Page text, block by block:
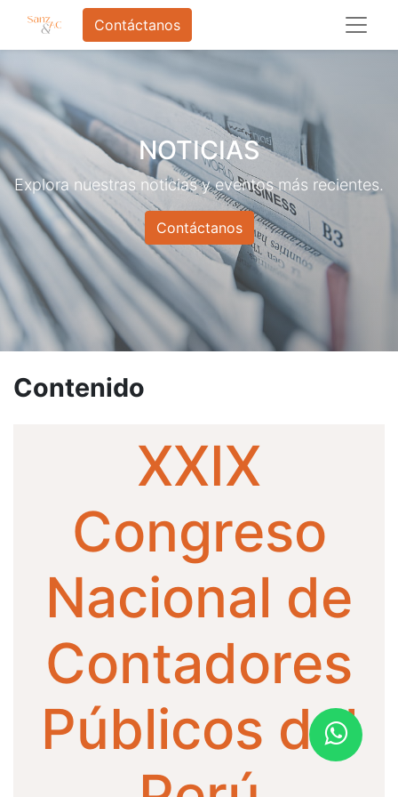
Contáctanos
NOTICIAS
Explora nuestras noticias y eventos más recientes.
Contáctanos
Contenido
XXIX
Congreso
Nacional de
Contadores
Públicos del